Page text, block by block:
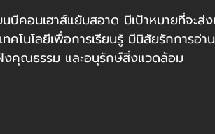
บีคอนเฮาส์แย้มสอาด มีเป้าหมายที่จะ
ทคโนโลยีเพื่อการเรียนรู้ มีนิสัยรักการ
งคุณธรรม และอนุรักษ์สิ่งแวดล้อม